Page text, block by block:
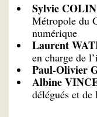
Sylvie COLIN
Métropole du
numérique
Laurent
en charge de
Paul-Olivier
Albine
délégués et